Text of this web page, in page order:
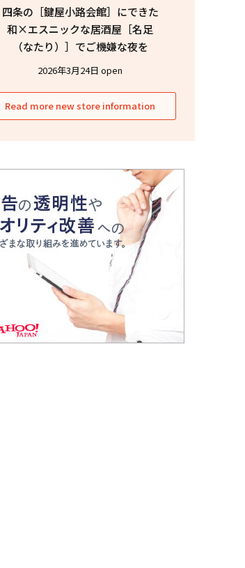
四条の［鍵屋小路会館］にできた
和×エスニックな居酒屋［名足
（なたり）］でご機嫌な夜を
2026年3月24日 open
Read more new store information